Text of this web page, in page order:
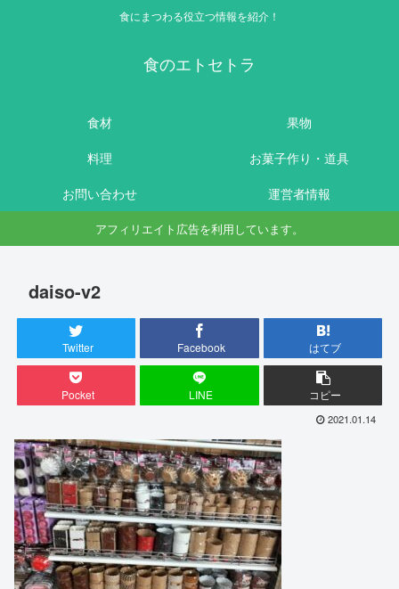
食にまつわる役立つ情報を紹介！
食のエトセトラ
食材
果物
料理
お菓子作り・道具
お問い合わせ
運営者情報
アフィリエイト広告を利用しています。
daiso-v2
Twitter Facebook はてブ
Pocket LINE コピー
2021.01.14